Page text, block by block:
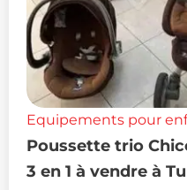
Equipements pour
Poussette trio
3 en 1 à vendre à